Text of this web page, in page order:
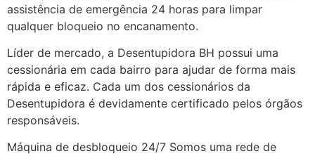
assistência de emergência 24 horas para limpar
qualquer bloqueio no encanamento.
Líder de mercado, a Desentupidora BH possui uma
cessionária em cada bairro para ajudar de forma mais
rápida e eficaz. Cada um dos cessionários da
Desentupidora é devidamente certificado pelos órgãos
responsáveis.
Máquina de desbloqueio 24/7 Somos uma rede de